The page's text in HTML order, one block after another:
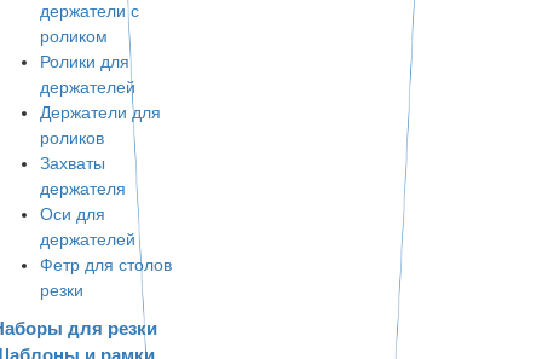
держатели с
роликом
Ролики для
держателей
Держатели для
роликов
Захваты
держателя
Оси для
держателей
Фетр для столов
резки
для резки